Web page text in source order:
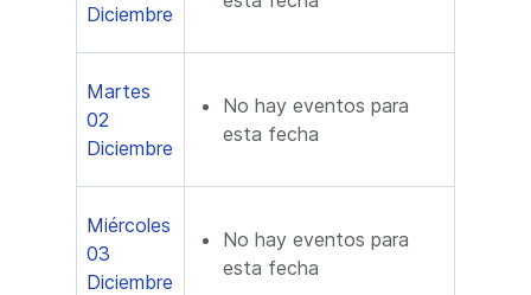
Diciembre
Martes
02
Diciembre
No hay eventos para
esta fecha
Miércoles
03
Diciembre
No hay eventos para
esta fecha